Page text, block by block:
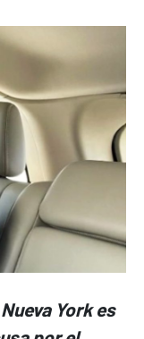
York es